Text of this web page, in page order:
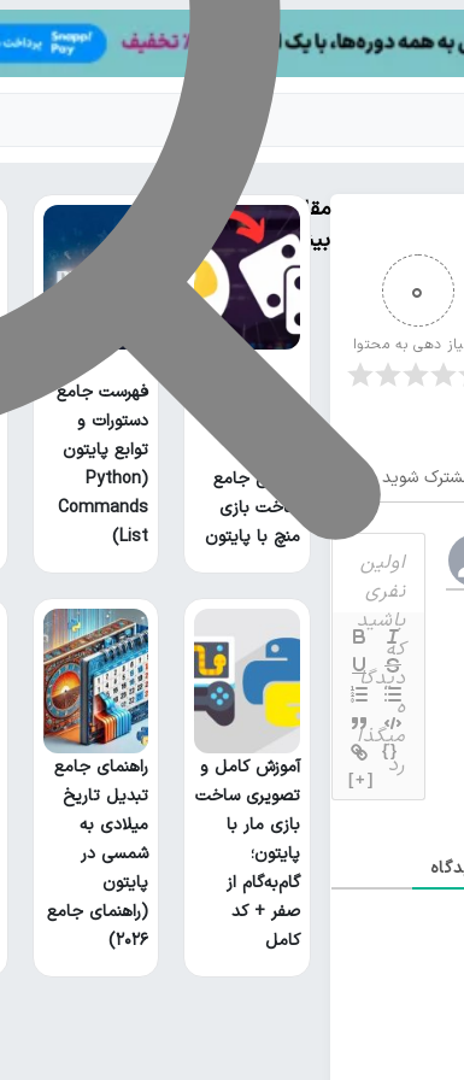
0
دهی به محتوا
شوید
{}
[+]
مقالات
بیشتر
آموزش جامع
ساخت بازی
منچ با پایتون
فهرست جامع
دستورات و
توابع پایتون
(Python
Commands
List)
آموزش کامل و
تصویری ساخت
بازی مار با
پایتون؛
گام‌به‌گام از
صفر + کد
کامل
راهنمای جامع
تبدیل تاریخ
میلادی به
شمسی در
پایتون
(راهنمای جامع
۲۰۲۶)